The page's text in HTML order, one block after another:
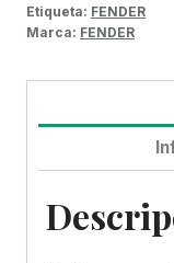
Etiqueta: FENDER
Marca: FENDER